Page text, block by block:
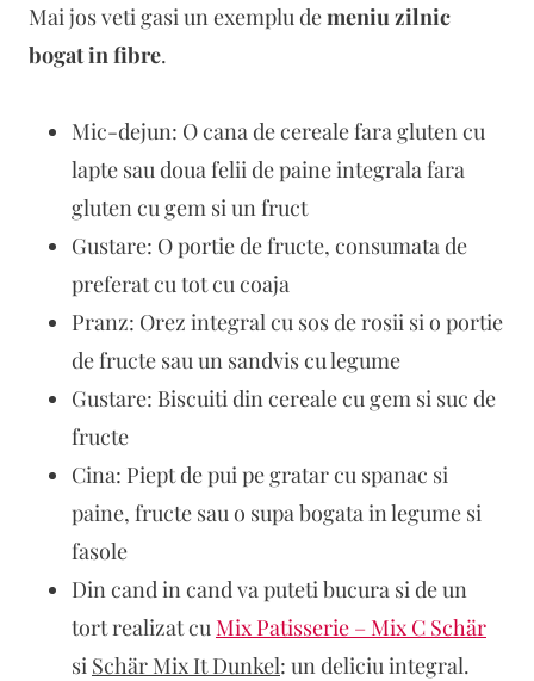
Mai jos veti gasi un exemplu demeniu zilnic
bogat in fibre.
Mic-dejun: O cana de cereale fara gluten cu
lapte sau doua felii de paine integrala fara
gluten cu gem si un fruct
Gustare: O portie de fructe, consumata de
preferat cu tot cu coaja
Pranz: Orez integral cu sos de rosii si o portie
de fructe sau un sandvis cu legume
Gustare: Biscuiti din cereale cu gem si suc de
fructe
Cina: Piept de pui pe gratar cu spanac si
paine, fructe sau o supa bogata in legume si
fasole
Din cand in cand va puteti bucura si de un
tort realizat cu Mix Patisserie – Mix C Schär
si Schär Mix It Dunkel: un deliciu integral.